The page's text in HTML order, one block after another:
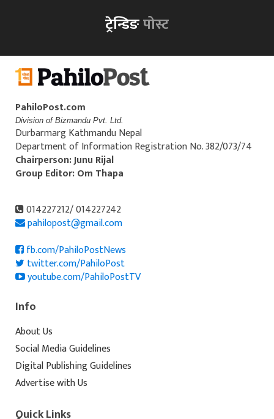
ट्रेन्डिङपोस्ट
PahiloPost.com
Division of Bizmandu Pvt. Ltd.
Durbarmarg Kathmandu Nepal
Department of Information Registration No. 382/073/74
Chairperson: Junu Rijal
Group Editor: Om Thapa
014227212/ 014227242
pahilopost@gmail.com
fb.com/PahiloPostNews
twitter.com/PahiloPost
youtube.com/PahiloPostTV
Info
About Us
Social Media Guidelines
Digital Publishing Guidelines
Advertise with Us
Quick Links